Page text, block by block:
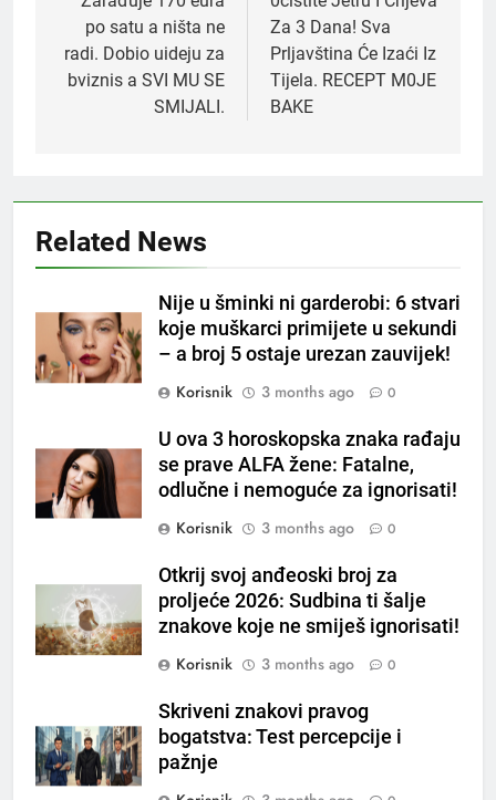
po satu a ništa ne
radi. Dobio uideju za
bviznis a SVI MU SE
SMIJALI.
Za 3 Dana! Sva
Prljavština Će Izaći Iz
Tijela. RECEPT M0JE
BAKE
Related News
Nije u šminki ni garderobi: 6 stvari
koje muškarci primijete u sekundi
– a broj 5 ostaje urezan zauvijek!
Korisnik
3 months ago 0
U ova 3 horoskopska znaka rađaju
se prave ALFA žene: Fatalne,
odlučne i nemoguće za ignorisati!
Korisnik
3 months ago 0
Otkrij svoj anđeoski broj za
proljeće 2026: Sudbina ti šalje
znakove koje ne smiješ ignorisati!
Korisnik
3 months ago 0
Skriveni znakovi pravog
bogatstva: Test percepcije i
pažnje
Čaj od lovora i cimeta – prirodni
napitak za svakodnevnu rutinu
OSTALO
ČISTAČ JETRE: Uzmite gutljaj
na prazan stomak i crijeva će
raditi kao sat, zaboravit ćete na
loše varenje
Tračevi su njihova glavna
preokupacija: Ljudi rođeni u ova
OSTALO
Piće od smreke – prirodni
napitak koji se često spominje